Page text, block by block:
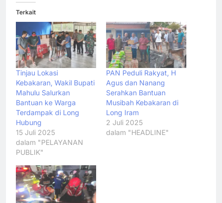
Terkait
Tinjau Lokasi
Kebakaran, Wakil Bupati
Mahulu Salurkan
Bantuan ke Warga
Terdampak di Long
Hubung
15 Juli 2025
dalam "PELAYANAN
PUBLIK"
PAN Peduli Rakyat, H
Agus dan Nanang
Serahkan Bantuan
Musibah Kebakaran di
Long Iram
2 Juli 2025
dalam "HEADLINE"